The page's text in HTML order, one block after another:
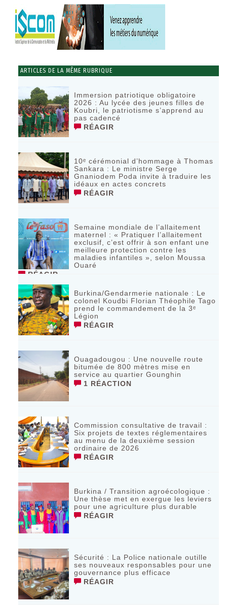
ARTICLES DE LA MÊME RUBRIQUE
Immersion patriotique obligatoire
2026 : Au lycée des jeunes filles de
Koubri, le patriotisme s’apprend au
pas cadencé
RÉAGIR
10ᵉ cérémonial d’hommage à Thomas
Sankara : Le ministre Serge
Gnaniodem Poda invite à traduire les
idéaux en actes concrets
RÉAGIR
Semaine mondiale de l’allaitement
maternel : « Pratiquer l’allaitement
exclusif, c’est offrir à son enfant une
meilleure protection contre les
maladies infantiles », selon Moussa
Ouaré
RÉAGIR
Burkina/Gendarmerie nationale : Le
colonel Koudbi Florian Théophile Tago
prend le commandement de la 3ᵉ
Légion
RÉAGIR
Ouagadougou : Une nouvelle route
bitumée de 800 mètres mise en
service au quartier Gounghin
1 RÉACTION
Commission consultative de travail :
Six projets de textes réglementaires
au menu de la deuxième session
ordinaire de 2026
RÉAGIR
Burkina / Transition agroécologique :
Une thèse met en exergue les leviers
pour une agriculture plus durable
RÉAGIR
Sécurité : La Police nationale outille
ses nouveaux responsables pour une
gouvernance plus efficace
RÉAGIR